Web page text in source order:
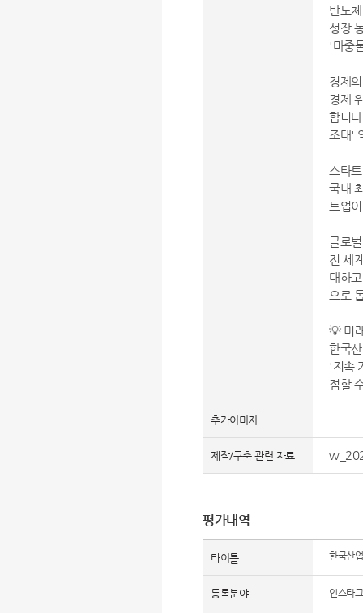
반도
성장
'마중
경제
경제
합니
조대'
스타
국내
트업
글로
전 세
대하
으로
💡 미
한국
'지속
점할
추가이미지
제작/구축 관련 자료